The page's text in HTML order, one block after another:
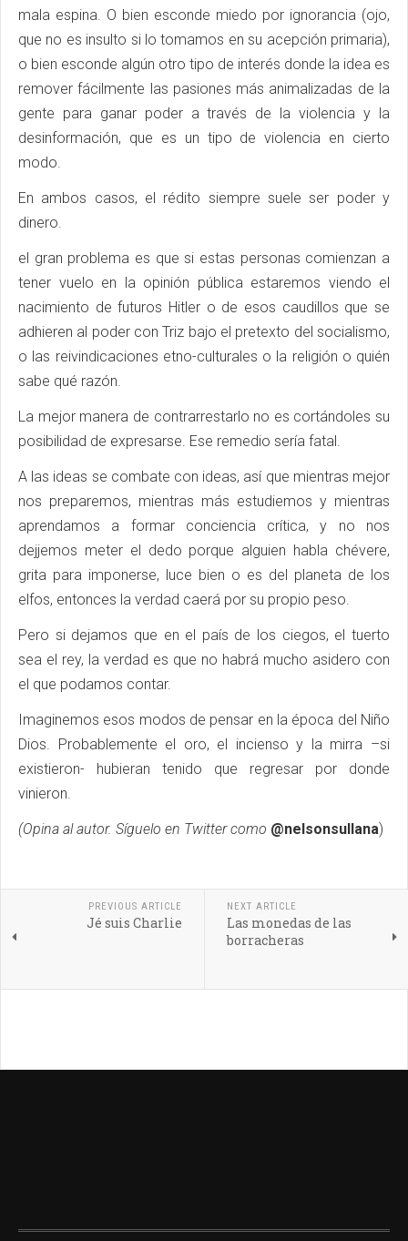
mala espina. O bien esconde miedo por ignorancia (ojo,
que no es insulto si lo tomamos en su acepción primaria),
o bien esconde algún otro tipo de interés donde la idea es
remover fácilmente las pasiones más animalizadas de la
gente para ganar poder a través de la violencia y la
desinformación, que es un tipo de violencia en cierto
modo.
En ambos casos, el rédito siempre suele ser poder y
dinero.
el gran problema es que si estas personas comienzan a
tener vuelo en la opinión pública estaremos viendo el
nacimiento de futuros Hitler o de esos caudillos que se
adhieren al poder con Triz bajo el pretexto del socialismo,
o las reivindicaciones etno-culturales o la religión o quién
sabe qué razón.
La mejor manera de contrarrestarlo no es cortándoles su
posibilidad de expresarse. Ese remedio sería fatal.
A las ideas se combate con ideas, así que mientras mejor
nos preparemos, mientras más estudiemos y mientras
aprendamos a formar conciencia crítica, y no nos
dejjemos meter el dedo porque alguien habla chévere,
grita para imponerse, luce bien o es del planeta de los
elfos, entonces la verdad caerá por su propio peso.
Pero si dejamos que en el país de los ciegos, el tuerto
sea el rey, la verdad es que no habrá mucho asidero con
el que podamos contar.
Imaginemos esos modos de pensar en la época del Niño
Dios. Probablemente el oro, el incienso y la mirra –si
existieron- hubieran tenido que regresar por donde
vinieron.
(Opina al autor. Síguelo en Twitter como @nelsonsullana)
PREVIOUS ARTICLE
Jé suis Charlie
NEXT ARTICLE
Las monedas de las
borracheras